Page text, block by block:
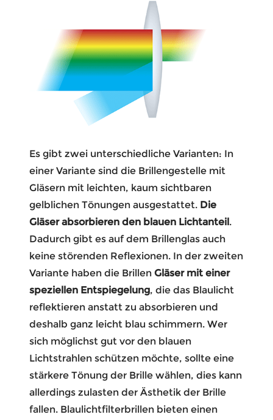
Es gibt zwei unterschiedliche Varianten: In
einer Variante sind die Brillengestelle mit
Gläsern mit leichten, kaum sichtbaren
gelblichen Tönungen ausgestattet. Die
Gläser absorbieren den blauen Lichtanteil .
Dadurch gibt es auf dem Brillenglas auch
keine störenden Reflexionen. In der zweiten
Variante haben die Brillen Gläser mit einer
speziellen Entspiegelung, die das Blaulicht
reflektieren anstatt zu absorbieren und
deshalb ganz leicht blau schimmern. Wer
sich möglichst gut vor den blauen
Lichtstrahlen schützen möchte, sollte eine
stärkere Tönung der Brille wählen, dies kann
allerdings zulasten der Ästhetik der Brille
fallen. Blaulichtfilterbrillen bieten einen